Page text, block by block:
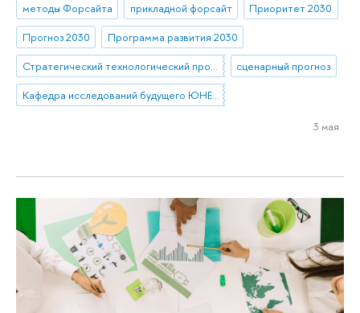
методы Форсайта
прикладной форсайт
Приоритет 2030
Прогноз 2030
Программа развития 2030
Стратегический технологический проект «Национальный центр социально-экономического и научно-технологического прогнозирования»
сценарный прогноз
Кафедра исследований будущего ЮНЕСКО
3 мая